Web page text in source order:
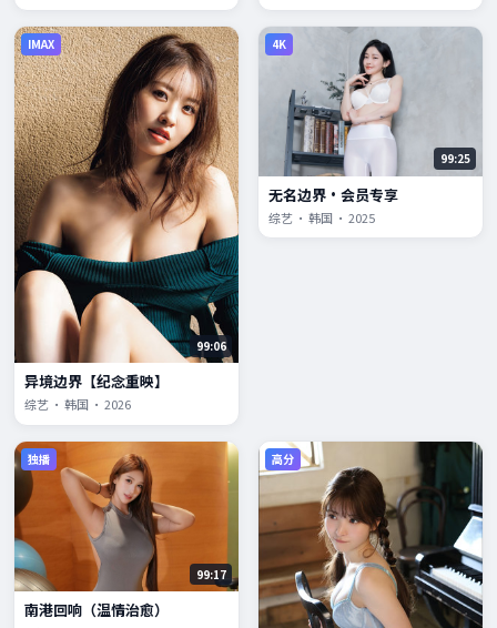
IMAX
99:06
异境边界【纪念重映】
综艺 · 韩国 · 2026
4K
99:25
无名边界·会员专享
综艺 · 韩国 · 2025
独播
99:17
南港回响（温情治愈）
高分